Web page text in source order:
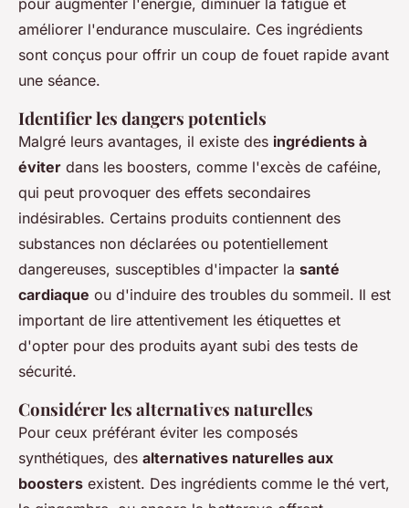
améliorer l'endurance musculaire. Ces ingrédients
sont conçus pour offrir un coup de fouet rapide avant
une séance.
Identifier les dangers potentiels
Malgré leurs avantages, il existe des ingrédients à
éviter dans les boosters, comme l'excès de caféine,
qui peut provoquer des effets secondaires
indésirables. Certains produits contiennent des
substances non déclarées ou potentiellement
dangereuses, susceptibles d'impacter la santé
cardiaque ou d'induire des troubles du sommeil. Il est
important de lire attentivement les étiquettes et
d'opter pour des produits ayant subi des tests de
sécurité.
Considérer les alternatives naturelles
Pour ceux préférant éviter les composés
synthétiques, des alternatives naturelles aux
boosters existent. Des ingrédients comme le thé vert,